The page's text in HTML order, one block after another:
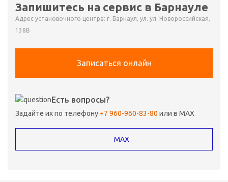
Запишитесь на сервис в Барнауле
Адрес установочного центра: г. Барнаул, ул. ул. Новороссийская,
138В
Записаться онлайн
Есть вопросы?
Задайте их по телефону +7 960-960-83-80 или в MAX
MAX